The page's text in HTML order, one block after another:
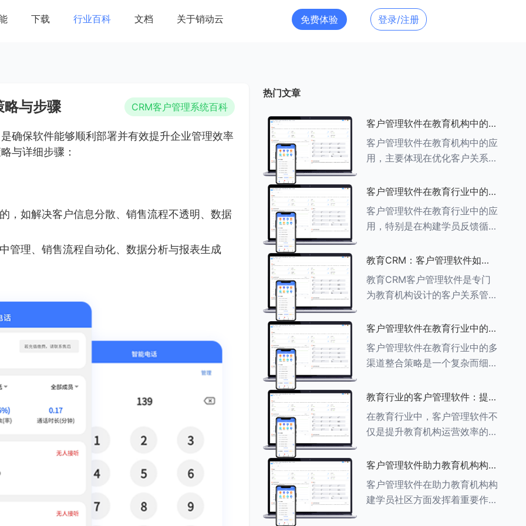
下载 行业百科 文档 关于销动云 免费体验 登录/注册
略与步骤 CRM客户管理系统百科
确保软件能够顺利部署并有效提升企业管理效率
与详细步骤：
，如解决客户信息分散、销售流程不透明、数据
管理、销售流程自动化、数据分析与报表生成
热门文章
客户管理软件在教育机构中的应
用探索
客户管理软件在教育机构中的应
用，主要体现在优化客户关系管
作效率及促进业务增长等多个方
面。以下是对客户管理软件在教
育机构中应用的具体探索：
###一、
客户管理软件在教育行业中的学
员反馈循环机制
客户管理软件在教育行业中的应
用，特别是在构建学员反馈循环
用。以下是对客户管理软件在教
育行业中学员反馈循环机制的详
细分析： ###一、学员反馈循
环机制
教育CRM：客户管理软件如何
助力教育机构实现可持续发展
教育CRM客户管理软件是专门
为教育机构设计的客户关系管理
家长、教师及其他相关方的互
动，对教育机构实现可持续发展
具有重要意义。以下是教育
CRM如何助力教育
客户管理软件在教育行业中的多
渠道整合策略
客户管理软件在教育行业中的多
渠道整合策略是一个复杂而细致
多种渠道，提升教育机构的市场
竞争力、客户满意度和运营效
率。以下是对这一策略的具体分
析： ###
教育行业的客户管理软件：提升
家长参与度的关键
在教育行业中，客户管理软件不
仅是提升教育机构运营效率的重
促进家校合作的关键。以下将详
细探讨如何通过教育行业的客户
管理软件来提升家长的参与度。
###
客户管理软件助力教育机构构建
学员社区
客户管理软件在助力教育机构构
建学员社区方面发挥着重要作